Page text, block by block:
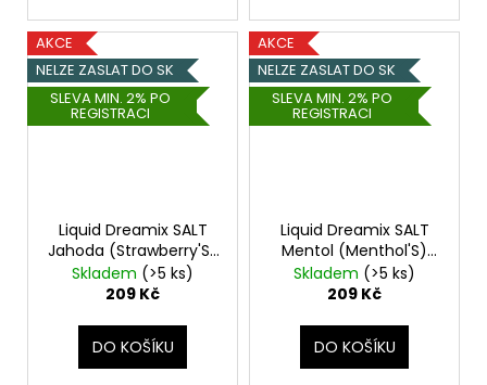
AKCE
NELZE ZASLAT DO SK
SLEVA MIN. 2% PO
REGISTRACI
Liquid Dreamix SALT
Jahoda (Strawberry'S)
10ml - 20mg
Skladem (>5 ks)
209 Kč
DO KOŠÍKU
AKCE
NELZE ZASLAT DO SK
SLEVA MIN. 2% PO
REGISTRACI
Liquid Dreamix SALT
Mentol (Menthol'S)
10ml - 20mg
Skladem (>5 ks)
209 Kč
DO KOŠÍKU